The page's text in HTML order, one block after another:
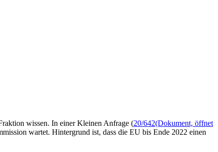
wissen. In einer Kleinen Anfrage (20/642(Dokument, öffnet
wartet. Hintergrund ist, dass die EU bis Ende 2022 einen